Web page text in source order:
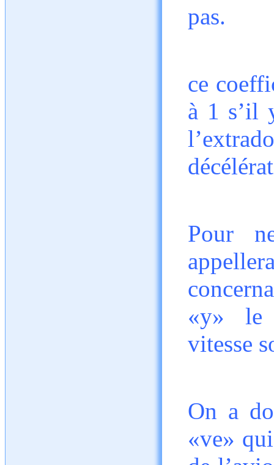
pas.
ce
à 1 s’il
Pour
«y» le
vitesse
On a
«ve»